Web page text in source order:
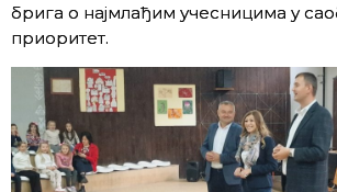
брига о најмлађим учесницима у
приоритет.